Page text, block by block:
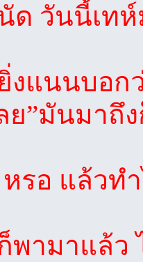
ด วันนี้เทห์
งแนนบอก
ย”มันมาถึ
หรอ แล้วท
พามาแล้ว